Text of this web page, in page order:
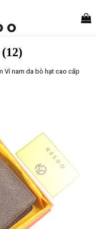
Ví nam da bò hạt cao cấp